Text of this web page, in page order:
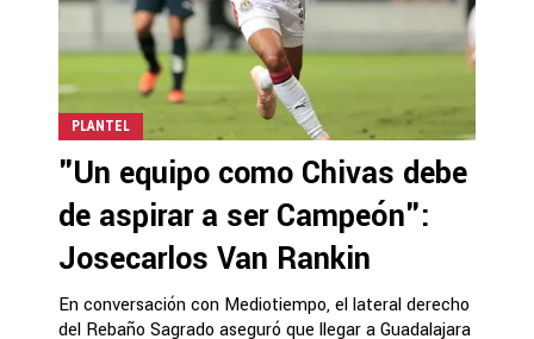
PLANTEL
"Un equipo como Chivas debe
de aspirar a ser Campeón":
Josecarlos Van Rankin
En conversación con Mediotiempo, el lateral derecho
del Rebaño Sagrado aseguró que llegar a Guadalajara